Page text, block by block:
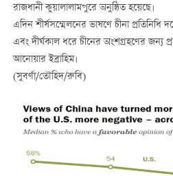
রাজধানী কুয়ালালামপুরে অনুষ্ঠিত হয়েছে।
এদিন শীর্ষসম্মেলনের ভাষণে চীনা প্রতিনিধি
এবং দীর্ঘকাল ধরে চীনের অংশগ্রহণের জন্য
আনোয়ার ইব্রাহিম।
(সুবর্ণা/তৌহিদ/রুবি)